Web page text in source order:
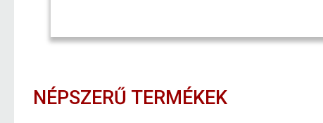
NÉPSZERŰ TERMÉKEK